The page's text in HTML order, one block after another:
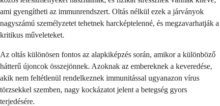
ami gyengítheti az immunrendszert. Oltás nélkül ezek a járványok
nagyszámú személyzetet tehetnek harcképtelenné, és megzavarhatják a
kritikus műveleteket.
Az oltás különösen fontos az alapkiképzés során, amikor a különböző
hátterű újoncok összejönnek. Azoknak az embereknek a keveredése,
akik nem feltétlenül rendelkeznek immunitással ugyanazon vírus
törzsekkel szemben, nagy kockázatot jelent a betegség gyors
terjedésére.